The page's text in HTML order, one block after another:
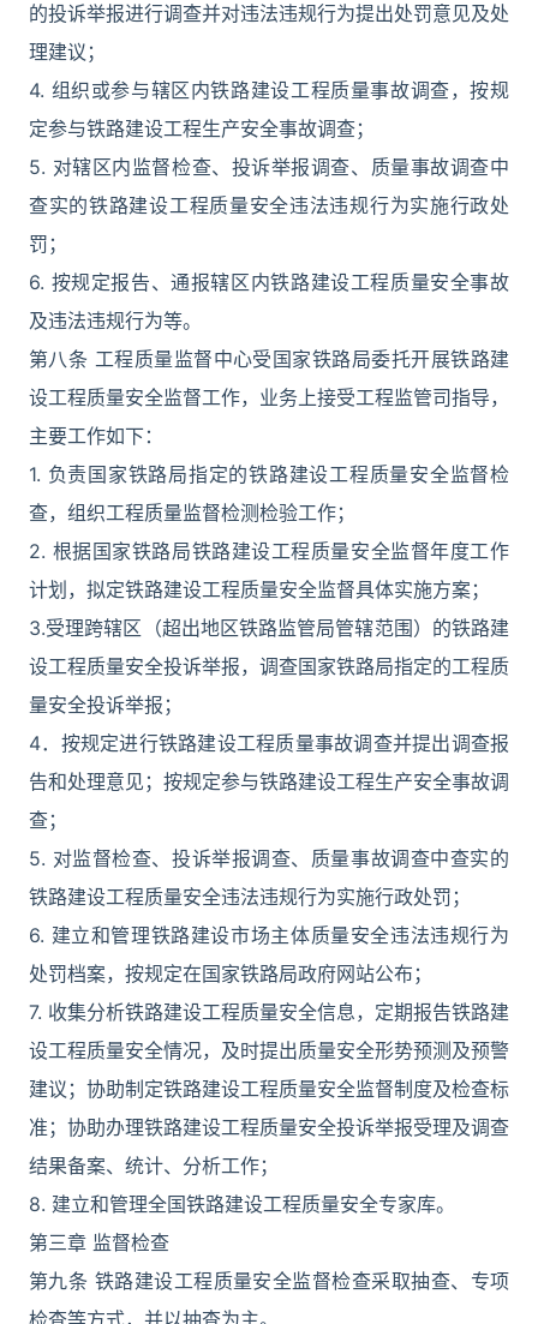
的投诉举报进行调查并对违法违规行为提出处罚意见及处
理建议；
4. 组织或参与辖区内铁路建设工程质量事故调查，按规
定参与铁路建设工程生产安全事故调查；
5. 对辖区内监督检查、投诉举报调查、质量事故调查中
查实的铁路建设工程质量安全违法违规行为实施行政处
罚；
6. 按规定报告、通报辖区内铁路建设工程质量安全事故
及违法违规行为等。
第八条 工程质量监督中心受国家铁路局委托开展铁路建
设工程质量安全监督工作，业务上接受工程监管司指导，
主要工作如下：
1. 负责国家铁路局指定的铁路建设工程质量安全监督检
查，组织工程质量监督检测检验工作；
2. 根据国家铁路局铁路建设工程质量安全监督年度工作
计划，拟定铁路建设工程质量安全监督具体实施方案；
3.受理跨辖区（超出地区铁路监管局管辖范围）的铁路建
设工程质量安全投诉举报，调查国家铁路局指定的工程质
量安全投诉举报；
4．按规定进行铁路建设工程质量事故调查并提出调查报
告和处理意见；按规定参与铁路建设工程生产安全事故调
查；
5. 对监督检查、投诉举报调查、质量事故调查中查实的
铁路建设工程质量安全违法违规行为实施行政处罚；
6. 建立和管理铁路建设市场主体质量安全违法违规行为
处罚档案，按规定在国家铁路局政府网站公布；
7. 收集分析铁路建设工程质量安全信息，定期报告铁路建
设工程质量安全情况，及时提出质量安全形势预测及预警
建议；协助制定铁路建设工程质量安全监督制度及检查标
准；协助办理铁路建设工程质量安全投诉举报受理及调查
结果备案、统计、分析工作；
8. 建立和管理全国铁路建设工程质量安全专家库。
第三章 监督检查
第九条 铁路建设工程质量安全监督检查采取抽查、专项
检查等方式，并以抽查为主。